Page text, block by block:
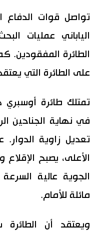
الأقسام
صور
أشخاص
تجارب وآراء
سياسة
اقتصاد
اللغة اليابانية
موسوعة اليابان
المطبخ الياباني
تواصل قوات الدفاع
الياباني عمليات
الطائرة المفقودين.
على الطائرة التي
تمتلك طائرة
في نهاية الجناحين
تعديل زاوية الدوار.
الأعلى، يصبح
الجوية عالية
مائلة للأمام.
ويعتقد أن